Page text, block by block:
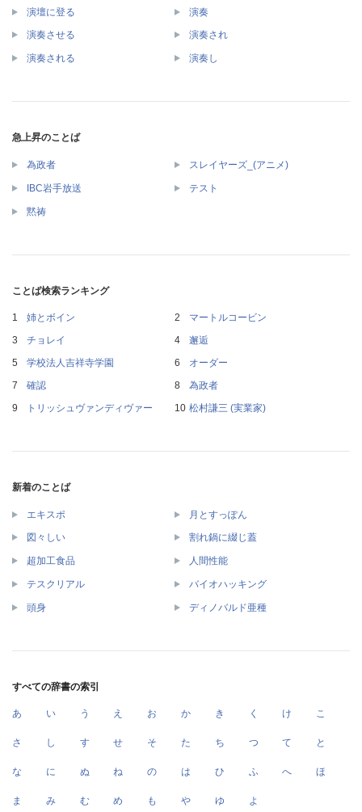
演壇に登る 演奏
演奏させる 演奏され
演奏される 演奏し
急上昇のことば
為政者 スレイヤーズ_(アニメ)
IBC岩手放送 テスト
黙祷
ことば検索ランキング
姉とボイン
マートルコービン
チョレイ
邂逅
学校法人吉祥寺学園
オーダー
確認
為政者
トリッシュヴァンディヴァー
松村謙三 (実業家)
新着のことば
エキスポ 月とすっぽん
図々しい 割れ鍋に綴じ蓋
超加工食品 人間性能
テスクリアル バイオハッキング
頭身 ディノバルド亜種
すべての辞書の索引
あ い う え お か き く け こ
さ し す せ そ た ち つ て と
な に ぬ ね の は ひ ふ へ ほ
ま み む め も や ゆ よ